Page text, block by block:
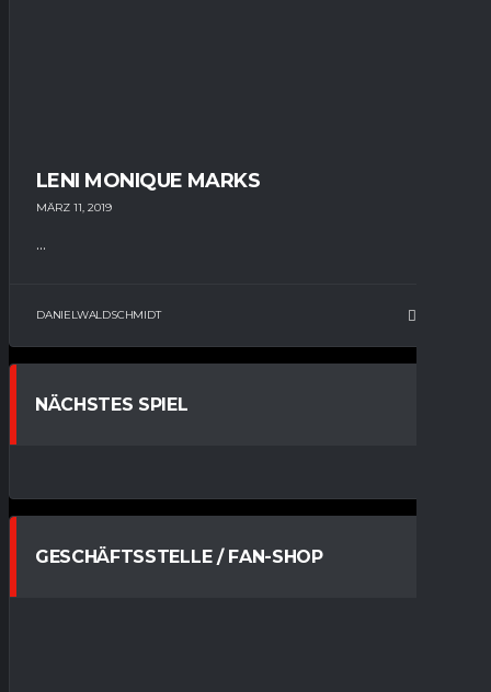
LENI MONIQUE MARKS
MÄRZ 11, 2019
...
DANIELWALDSCHMIDT
NÄCHSTES SPIEL
GESCHÄFTSSTELLE / FAN-SHOP